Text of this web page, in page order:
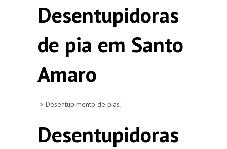
Desentupidoras
de pia em Santo
Amaro
-> Desentupimento de pias;
Desentupidoras